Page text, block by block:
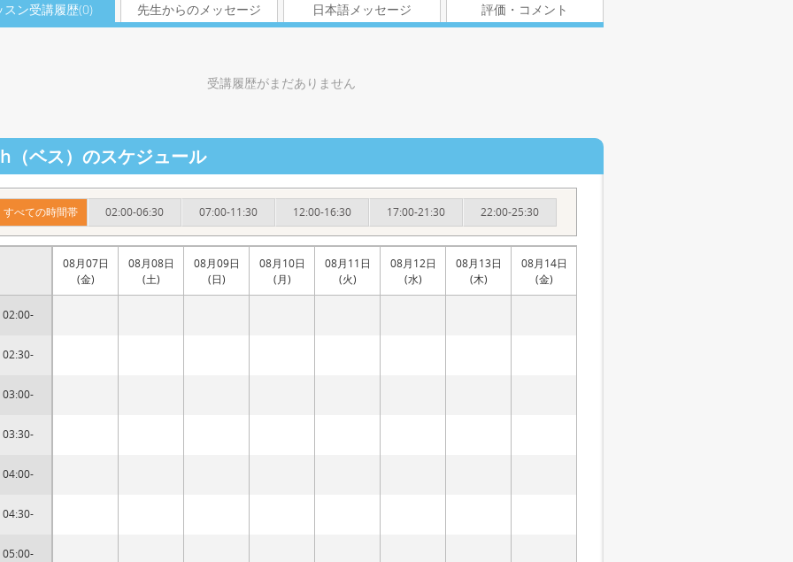
スン受講履歴(0) 先生からのメッセージ 日本語メッセージ 評価・コメント
受講履歴がまだありません
（ベス）のスケジュール
すべての時間帯 02:00-06:30 07:00-11:30 12:00-16:30 17:00-21:30 22:00-25:30
02:00-
02:30-
03:00-
03:30-
04:00-
04:30-
05:00-
08月07日
(金)
08月08日
(土)
08月09日
(日)
08月10日
(月)
08月11日
(火)
08月12日
(水)
08月13日
(木)
08月14日
(金)